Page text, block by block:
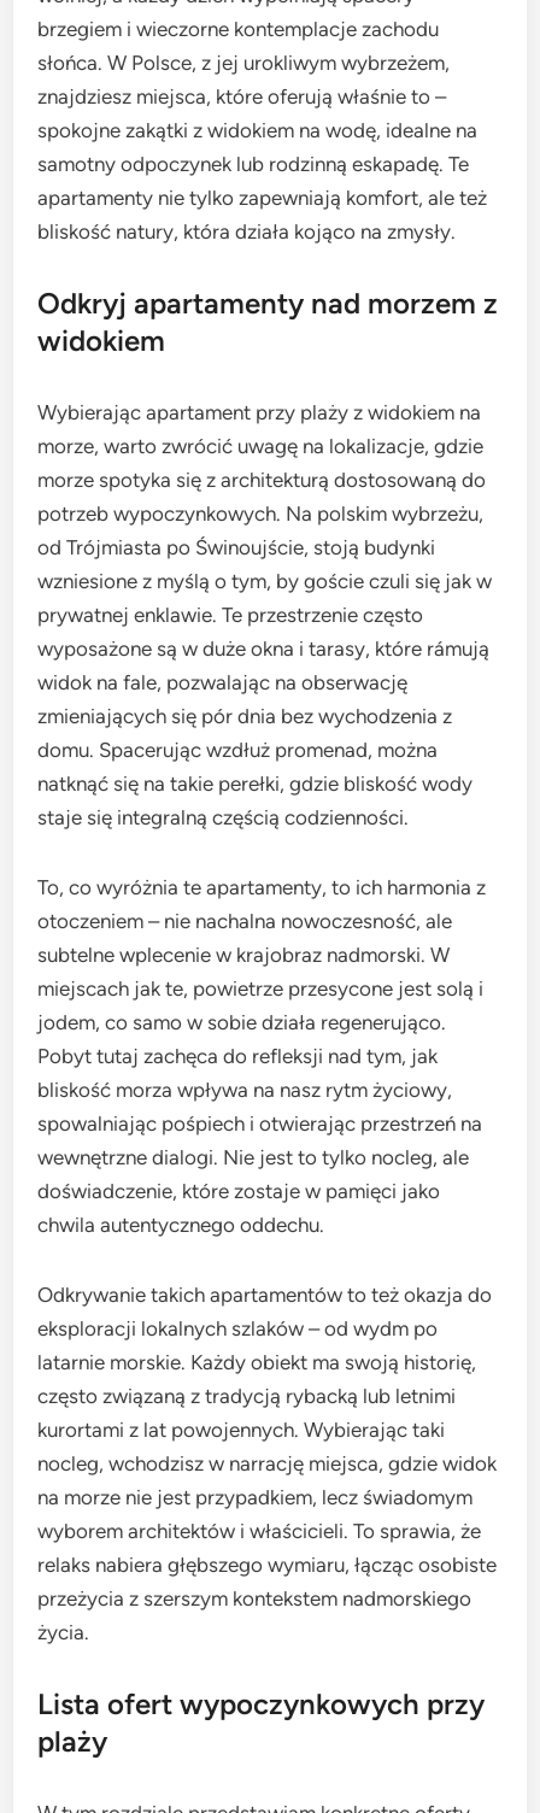
brzegiem i wieczorne kontemplacje zachodu
słońca. W Polsce, z jej urokliwym wybrzeżem,
znajdziesz miejsca, które oferują właśnie to –
spokojne zakątki z widokiem na wodę, idealne na
samotny odpoczynek lub rodzinną eskapadę. Te
apartamenty nie tylko zapewniają komfort, ale też
bliskość natury, która działa kojąco na zmysły.
Odkryj apartamenty nad morzem z
widokiem
Wybierając apartament przy plaży z widokiem na
morze, warto zwrócić uwagę na lokalizacje, gdzie
morze spotyka się z architekturą dostosowaną do
potrzeb wypoczynkowych. Na polskim wybrzeżu,
od Trójmiasta po Świnoujście, stoją budynki
wzniesione z myślą o tym, by goście czuli się jak w
prywatnej enklawie. Te przestrzenie często
wyposażone są w duże okna i tarasy, które rámują
widok na fale, pozwalając na obserwację
zmieniających się pór dnia bez wychodzenia z
domu. Spacerując wzdłuż promenad, można
natknąć się na takie perełki, gdzie bliskość wody
staje się integralną częścią codzienności.
To, co wyróżnia te apartamenty, to ich harmonia z
otoczeniem – nie nachalna nowoczesność, ale
subtelne wplecenie w krajobraz nadmorski. W
miejscach jak te, powietrze przesycone jest solą i
jodem, co samo w sobie działa regenerująco.
Pobyt tutaj zachęca do refleksji nad tym, jak
bliskość morza wpływa na nasz rytm życiowy,
spowalniając pośpiech i otwierając przestrzeń na
wewnętrzne dialogi. Nie jest to tylko nocleg, ale
doświadczenie, które zostaje w pamięci jako
chwila autentycznego oddechu.
Odkrywanie takich apartamentów to też okazja do
eksploracji lokalnych szlaków – od wydm po
latarnie morskie. Każdy obiekt ma swoją historię,
często związaną z tradycją rybacką lub letnimi
kurortami z lat powojennych. Wybierając taki
nocleg, wchodzisz w narrację miejsca, gdzie widok
na morze nie jest przypadkiem, lecz świadomym
wyborem architektów i właścicieli. To sprawia, że
relaks nabiera głębszego wymiaru, łącząc osobiste
przeżycia z szerszym kontekstem nadmorskiego
życia.
Lista ofert wypoczynkowych przy
plaży